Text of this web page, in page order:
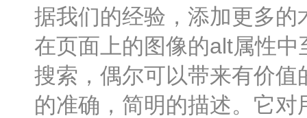
据我们的经验，添加更多
在页面上的图像的alt属性
搜索，偶尔可以带来有价
的准确，简明的描述。它